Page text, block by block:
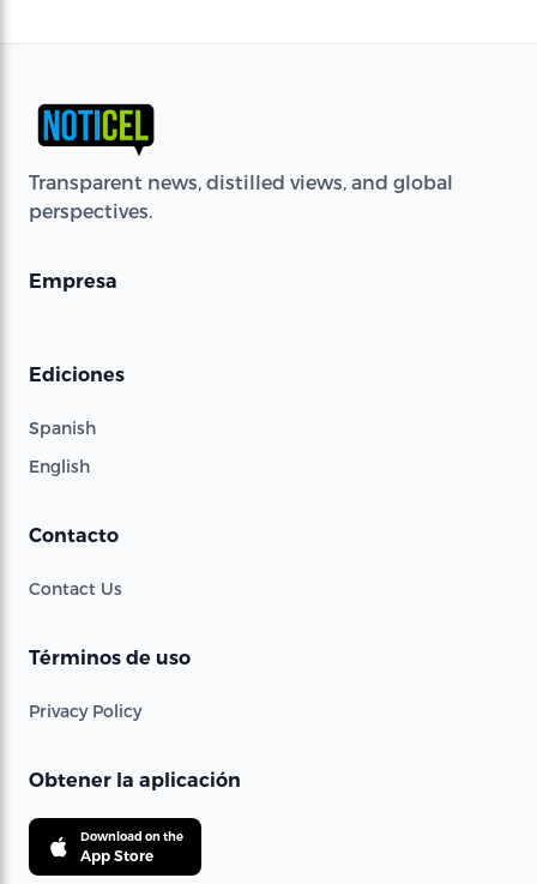
Transparent news, distilled views, and global
perspectives.
Empresa
Ediciones
Spanish
English
Contacto
Contact Us
Términos de uso
Privacy Policy
Obtener la aplicación
Download on the
App Store